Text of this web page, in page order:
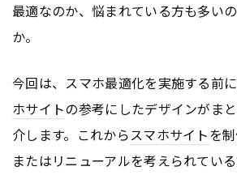
最適なのか、悩まれている方も多い
か。
今回は、スマホ最適化を実施する前
ホサイトの参考にしたデザインがま
介します。これからスマホサイトを
またはリニューアルを考えられてい